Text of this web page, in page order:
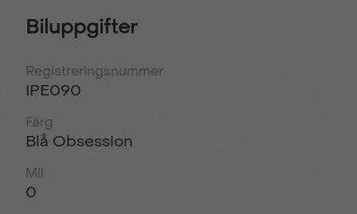
Biluppgifter
Registreringsnummer
IPE090
Färg
Blå Obsession
Mil
0